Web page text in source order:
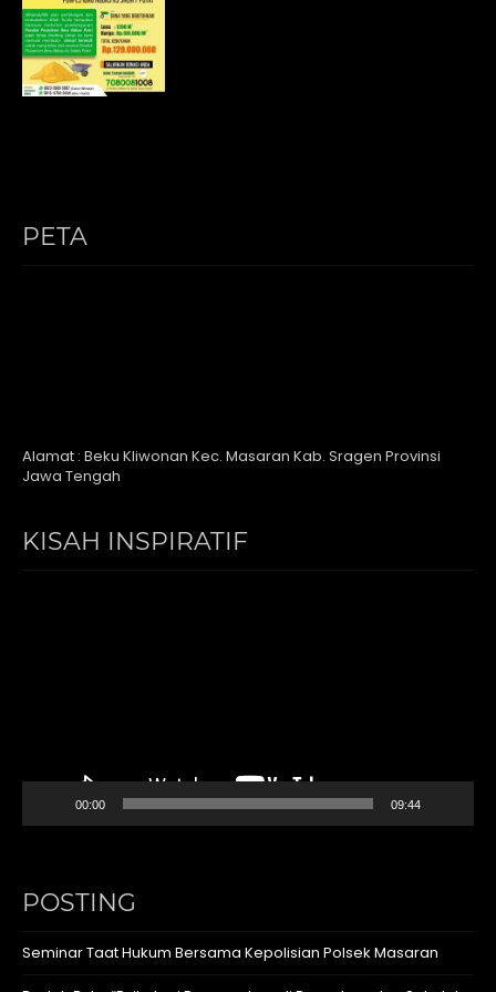
PETA
Alamat : Beku Kliwonan Kec. Masaran Kab. Sragen Provinsi
Jawa Tengah
KISAH INSPIRATIF
00:00 09:44
POSTING
Seminar Taat Hukum Bersama Kepolisian Polsek Masaran